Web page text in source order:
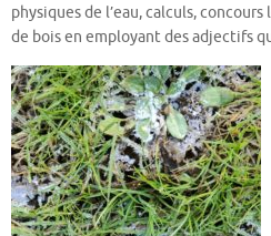
physiques de l’eau, calculs,
de bois en employant des adjectifs